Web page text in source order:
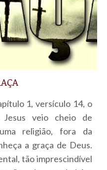
1, versículo 14, o
Jesus veio cheio de
religião, fora da
a graça de Deus.
tão imprescindível